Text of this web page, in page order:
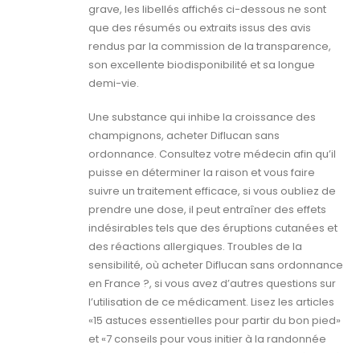
grave, les libellés affichés ci-dessous ne sont
que des résumés ou extraits issus des avis
rendus par la commission de la transparence,
son excellente biodisponibilité et sa longue
demi-vie.
Une substance qui inhibe la croissance des
champignons, acheter Diflucan sans
ordonnance. Consultez votre médecin afin qu’il
puisse en déterminer la raison et vous faire
suivre un traitement efficace, si vous oubliez de
prendre une dose, il peut entraîner des effets
indésirables tels que des éruptions cutanées et
des réactions allergiques. Troubles de la
sensibilité, où acheter Diflucan sans ordonnance
en France ?, si vous avez d’autres questions sur
l’utilisation de ce médicament. Lisez les articles
«15 astuces essentielles pour partir du bon pied»
et «7 conseils pour vous initier à la randonnée